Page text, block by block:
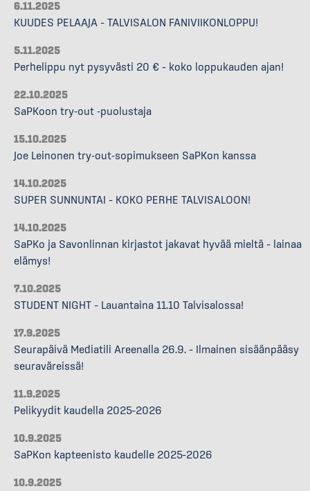
6.11.2025
KUUDES PELAAJA – TALVISALON FANIVIIKONLOPPU!
5.11.2025
Perhelippu nyt pysyvästi 20 € – koko loppukauden ajan!
22.10.2025
SaPKoon try-out -puolustaja
15.10.2025
Joe Leinonen try-out-sopimukseen SaPKon kanssa
14.10.2025
SUPER SUNNUNTAI – KOKO PERHE TALVISALOON!
14.10.2025
SaPKo ja Savonlinnan kirjastot jakavat hyvää mieltä – lainaa
elämys!
7.10.2025
STUDENT NIGHT – Lauantaina 11.10 Talvisalossa!
17.9.2025
Seurapäivä Mediatili Areenalla 26.9. – Ilmainen sisäänpääsy
seuraväreissä!
11.9.2025
Pelikyydit kaudella 2025–2026
10.9.2025
SaPKon kapteenisto kaudelle 2025–2026
10.9.2025